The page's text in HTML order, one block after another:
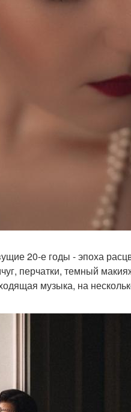
20-е годы - эпоха
перчатки, темный
музыка, на